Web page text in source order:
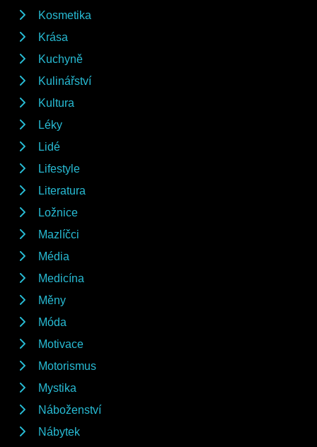
Kosmetika
Krása
Kuchyně
Kulinářství
Kultura
Léky
Lidé
Lifestyle
Literatura
Ložnice
Mazlíčci
Média
Medicína
Měny
Móda
Motivace
Motorismus
Mystika
Náboženství
Nábytek